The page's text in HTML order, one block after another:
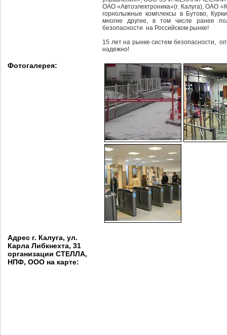
ОАО «Автоэлектроника»(г. Калуга), ОАО
горнолыжные комплексы в Бутово,
многие другие, в том числе ранее
безопасности на Российском рынке!
15 лет на рынке систем безопасности,
надежно!
Фотогалерея:
Адрес г. Калуга, ул.
Карла Либкнехта, 31
организации СТЕЛЛА,
НПФ, ООО на карте: